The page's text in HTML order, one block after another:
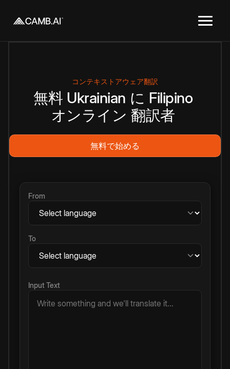
コンテキストアウェア翻訳
無料 Ukrainian に Filipino
オンライン 翻訳者
無料で始める
From
To
Input Text